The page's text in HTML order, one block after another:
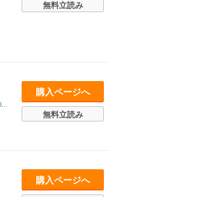
無料立読み
購入ページへ
無料立読み
購入ページへ